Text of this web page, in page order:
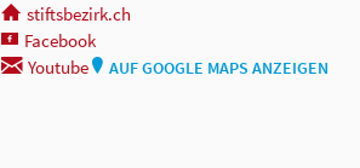
stiftsbezirk.ch
Facebook
Youtube
AUF GOOGLE MAPS ANZEIGEN